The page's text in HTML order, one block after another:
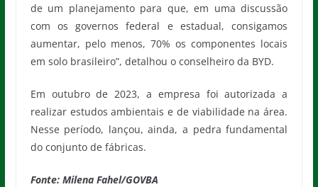
de um planejamento para que, em uma discussão
com os governos federal e estadual, consigamos
aumentar, pelo menos, 70% os componentes locais
em solo brasileiro”, detalhou o conselheiro da BYD.
Em outubro de 2023, a empresa foi autorizada a
realizar estudos ambientais e de viabilidade na área.
Nesse período, lançou, ainda, a pedra fundamental
do conjunto de fábricas.
Fonte: Milena Fahel/GOVBA